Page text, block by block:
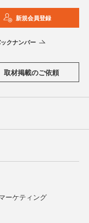
新規会員登録
クナンバー
取材掲載のご依頼
ーケティング